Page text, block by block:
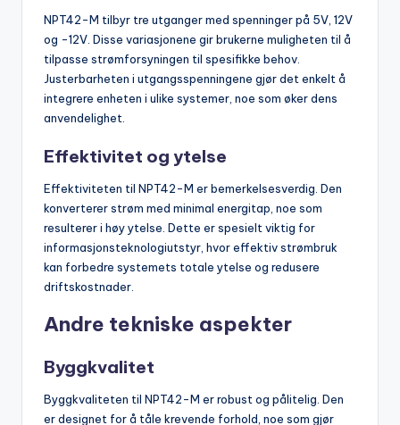
NPT42-M tilbyr tre utganger med spenninger på 5V, 12V
og -12V. Disse variasjonene gir brukerne muligheten til å
tilpasse strømforsyningen til spesifikke behov.
Justerbarheten i utgangsspenningene gjør det enkelt å
integrere enheten i ulike systemer, noe som øker dens
anvendelighet.
Effektivitet og ytelse
Effektiviteten til NPT42-M er bemerkelsesverdig. Den
konverterer strøm med minimal energitap, noe som
resulterer i høy ytelse. Dette er spesielt viktig for
informasjonsteknologiutstyr, hvor effektiv strømbruk
kan forbedre systemets totale ytelse og redusere
driftskostnader.
Andre tekniske aspekter
Byggkvalitet
Byggkvaliteten til NPT42-M er robust og pålitelig. Den
er designet for å tåle krevende forhold, noe som gjør